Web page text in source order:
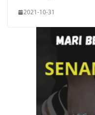
2021-10-31